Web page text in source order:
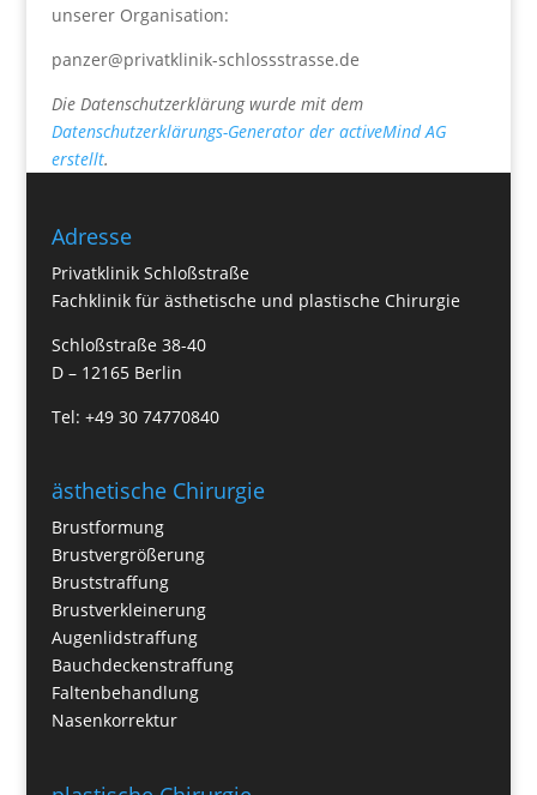
unserer Organisation:
panzer@privatklinik-schlossstrasse.de
Die Datenschutzerklärung wurde mit dem
Datenschutzerklärungs-Generator der activeMind AG
erstellt.
Adresse
Privatklinik Schloßstraße
Fachklinik für ästhetische und plastische Chirurgie
Schloßstraße 38-40
D – 12165 Berlin
Tel: +49 30 74770840
ästhetische Chirurgie
Brustformung
Brustvergrößerung
Bruststraffung
Brustverkleinerung
Augenlidstraffung
Bauchdeckenstraffung
Faltenbehandlung
Nasenkorrektur